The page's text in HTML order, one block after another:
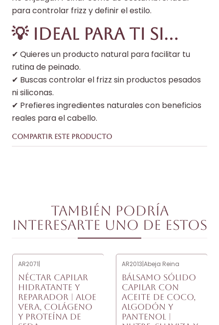
para controlar frizz y definir el estilo.
💡 Ideal para ti si…
✔ Quieres un producto natural para facilitar tu
rutina de peinado.
✔ Buscas controlar el frizz sin productos pesados
ni siliconas.
✔ Prefieres ingredientes naturales con beneficios
reales para el cabello.
COMPARTIR ESTE PRODUCTO
También podría
interesarte uno de estos
AR2071|
NÉCTAR CAPILAR
HIDRATANTE Y
REPARADOR | ALOE
VERA, COLÁGENO
Y PROTEÍNA DE
AR2013|Abeja Reina
BÁLSAMO SÓLIDO
CAPILAR CON
ACEITE DE COCO,
ALGODÓN Y
PANTENOL |